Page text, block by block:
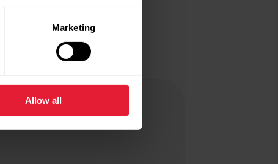
Marketing
Allow all